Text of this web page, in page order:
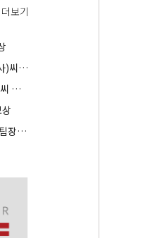
더보기
)씨
모
장)